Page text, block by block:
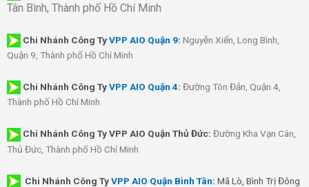
Tân Bình, Thành phố Hồ Chí Minh
Chi Nhánh Công TyVPP AIO Quận 9: Nguyễn Xiển, Long Bình,
Quận 9, Thành phố Hồ Chí Minh
Chi Nhánh Công TyVPP AIO Quận 4: Đường Tôn Đản, Quận 4,
Thành phố Hồ Chí Minh
Chi Nhánh Công Ty VPP AIO Quận Thủ Đức: Đường Kha Vạn Cân,
Thủ Đức, Thành phố Hồ Chí Minh
Chi Nhánh Công TyVPP AIO Quận Bình Tân: Mã Lò, Bình Trị Đông